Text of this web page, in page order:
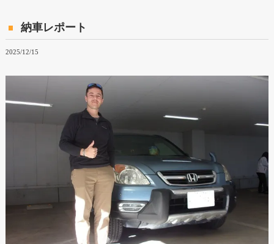
納車レポート
2025/12/15